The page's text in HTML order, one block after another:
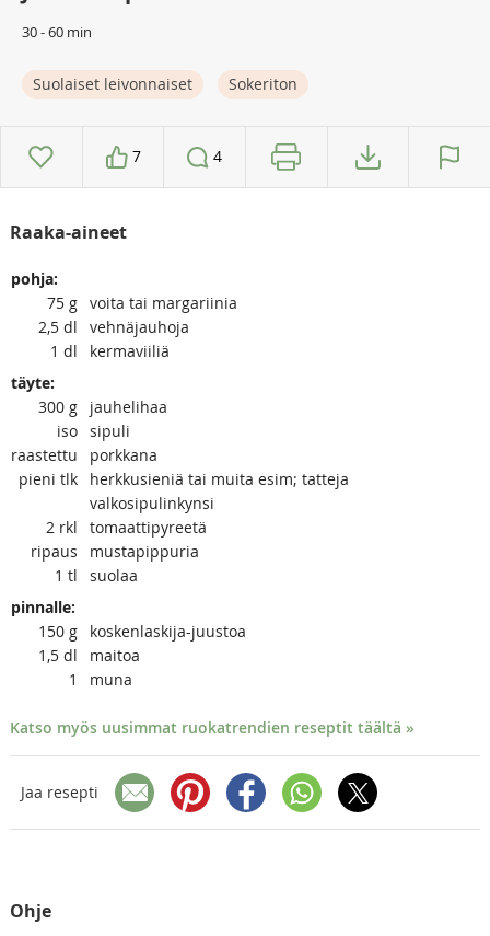
30 - 60 min
Suolaiset leivonnaiset Sokeriton
7 4
Raaka-aineet
pohja:
75 g voita tai margariinia
2,5 dl
vehnäjauhoja
1 dl
kermaviiliä
täyte:
300 g
jauhelihaa
iso sipuli
raastettu
porkkana
pieni tlk
herkkusieniä tai muita esim; tatteja
valkosipulinkynsi
2 rkl
tomaattipyreetä
ripaus
mustapippuria
1 tl
suolaa
pinnalle:
150 g
koskenlaskija-juustoa
1,5 dl
maitoa
1
muna
Katso myös uusimmat ruokatrendien reseptit täältä »
Jaa resepti
Ohje